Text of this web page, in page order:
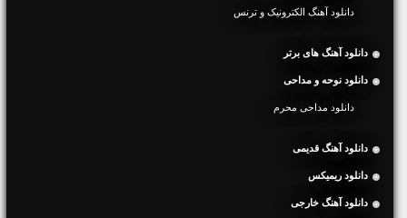
دانلود آهنگ الکترونیک و ترنس
دانلود آهنگ های برتر
دانلود نوحه و مداحی
دانلود مداحی محرم
دانلود آهنگ قدیمی
دانلود ریمیکس
دانلود آهنگ خارجی